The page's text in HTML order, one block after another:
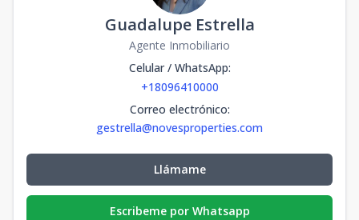
Guadalupe Estrella
Agente Inmobiliario
Celular / WhatsApp:
+18096410000
Correo electrónico:
gestrella@novesproperties.com
Llámame
Escribeme por Whatsapp